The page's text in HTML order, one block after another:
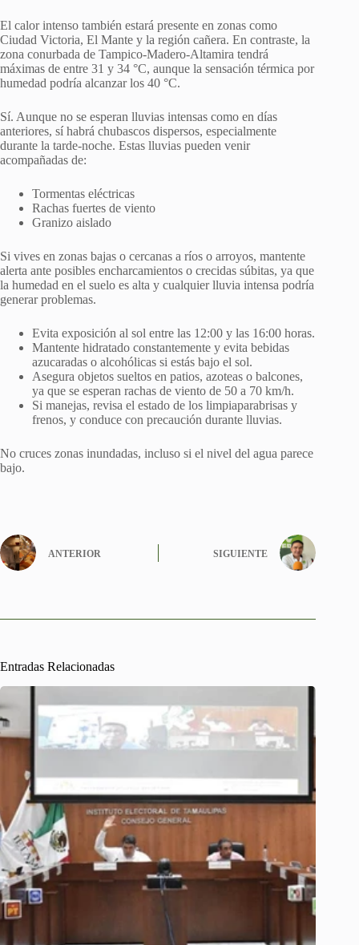
El calor intenso también estará presente en zonas como
Ciudad Victoria, El Mante y la región cañera. En contraste, la
zona conurbada de Tampico-Madero-Altamira tendrá
máximas de entre 31 y 34 °C, aunque la sensación térmica por
humedad podría alcanzar los 40 °C.
Sí. Aunque no se esperan lluvias intensas como en días
anteriores, sí habrá chubascos dispersos, especialmente
durante la tarde-noche. Estas lluvias pueden venir
acompañadas de:
Tormentas eléctricas
Rachas fuertes de viento
Granizo aislado
Si vives en zonas bajas o cercanas a ríos o arroyos, mantente
alerta ante posibles encharcamientos o crecidas súbitas, ya que
la humedad en el suelo es alta y cualquier lluvia intensa podría
generar problemas.
Evita exposición al sol entre las 12:00 y las 16:00 horas.
Mantente hidratado constantemente y evita bebidas
azucaradas o alcohólicas si estás bajo el sol.
Asegura objetos sueltos en patios, azoteas o balcones,
ya que se esperan rachas de viento de 50 a 70 km/h.
Si manejas, revisa el estado de los limpiaparabrisas y
frenos, y conduce con precaución durante lluvias.
No cruces zonas inundadas, incluso si el nivel del agua parece
bajo.
ANTERIOR SIGUIENTE
Entradas Relacionadas